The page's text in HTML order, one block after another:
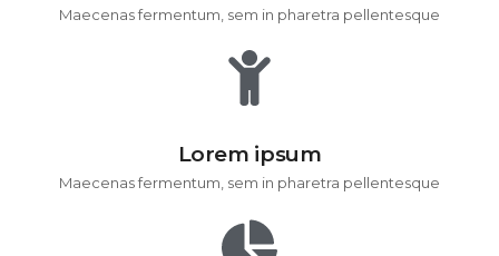
Maecenas fermentum, sem in pharetra pellentesque
Lorem ipsum
Maecenas fermentum, sem in pharetra pellentesque